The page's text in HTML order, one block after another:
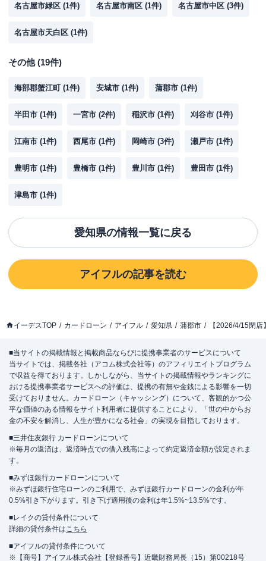
名古屋市緑区 (1件) 名古屋市南区 (1件) 名古屋市中区 (3件)
名古屋市天白区 (1件)
その他(19件)
海部郡蟹江町 (1件) 安城市 (1件) 蒲郡市 (1件)
半田市 (1件) 一宮市 (2件) 稲沢市 (1件) 刈谷市 (1件)
江南市 (1件) 西尾市 (1件) 岡崎市 (3件) 瀬戸市 (1件)
豊明市 (1件) 豊橋市 (1件) 豊川市 (1件) 豊田市 (1件)
津島市 (1件)
愛知県の情報一覧に戻る
アイフルの記事を読む
イーデスTOP カードローン アイフル 愛知県 蒲郡市 【2026/4/15閉
■当サイトの掲載情報と掲載商品ならびに提携事業者のサービスについて
当サイトでは、掲載各社（アコム株式会社等）のアフィリエイトプログラム
で収益を得ております。しかしながら、当サイトの掲載情報やランキングに
おける提携事業者サービスへの評価は、提携の有無や金銭による影響を一切
受けておりません。カードローン（キャッシング）について、客観的かつ公
平な価値のある情報をサイト利用者に提供することにより、「世の中からお
金の不安を解消し、人生が豊かになる社会」の実現を目指しております。
■三井住友銀行 カードローンについて
※毎月の返済は、返済時点での借入残高によって約定返済金額が設定されま
す。
■みずほ銀行カードローンについて
※みずほ銀行住宅ローンのご利用で、みずほ銀行カードローンの金利が年
0.5%引き下がります。引き下げ適用後の金利は年1.5%~13.5%です。
■レイクの貸付条件について
詳細の貸付条件はこちら
■アイフルの貸付条件について
※【商号】アイフル株式会社【登録番号】近畿財務局長（15）第00218号